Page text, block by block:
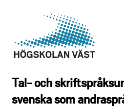
Tal- och
svenska som